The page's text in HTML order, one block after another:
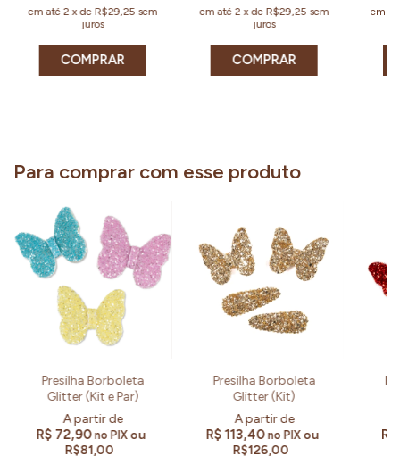
em até 2 xde R$29,25 sem
juros
COMPRAR
em até 2 xde R$29,25 sem
juros
COMPRAR
em
Para comprar com esse produto
Presilha Borboleta
Glitter (Kit e Par)
R$ 72,90no PIX ou
R$81,00
Presilha Borboleta
Glitter (Kit)
R$ 113,40 no PIXou
R$126,00